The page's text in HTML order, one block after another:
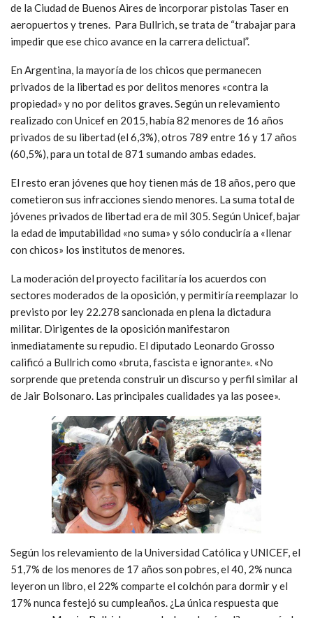
de la Ciudad de Buenos Aires de incorporar pistolas Taser en
aeropuertos y trenes. Para Bullrich, se trata de “trabajar para
impedir que ese chico avance en la carrera delictual”.
En Argentina, la mayoría de los chicos que permanecen
privados de la libertad es por delitos menores «contra la
propiedad» y no por delitos graves. Según un relevamiento
realizado con Unicef en 2015, había 82 menores de 16 años
privados de su libertad (el 6,3%), otros 789 entre 16 y 17 años
(60,5%), para un total de 871 sumando ambas edades.
El resto eran jóvenes que hoy tienen más de 18 años, pero que
cometieron sus infracciones siendo menores. La suma total de
jóvenes privados de libertad era de mil 305. Según Unicef, bajar
la edad de imputabilidad «no suma» y sólo conduciría a «llenar
con chicos» los institutos de menores.
La moderación del proyecto facilitaría los acuerdos con
sectores moderados de la oposición, y permitiría reemplazar lo
previsto por ley 22.278 sancionada en plena la dictadura
militar. Dirigentes de la oposición manifestaron
inmediatamente su repudio. El diputado Leonardo Grosso
calificó a Bullrich como «bruta, fascista e ignorante». «No
sorprende que pretenda construir un discurso y perfil similar al
de Jair Bolsonaro. Las principales cualidades ya las posee».
Según los relevamiento de la Universidad Católica y UNICEF, el
51,7% de los menores de 17 años son pobres, el 40, 2% nunca
leyeron un libro, el 22% comparte el colchón para dormir y el
17% nunca festejó su cumpleaños. ¿La única respuesta que